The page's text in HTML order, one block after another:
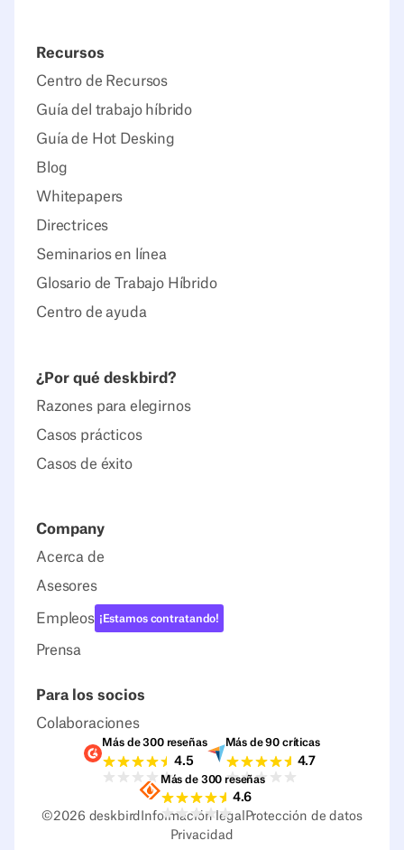
Recursos
Centro de Recursos
Guía del trabajo híbrido
Guía de Hot Desking
Blog
Whitepapers
Directrices
Seminarios en línea
Glosario de Trabajo Híbrido
Centro de ayuda
¿Por qué deskbird?
Razones para elegirnos
Casos prácticos
Casos de éxito
Company
Acerca de
Asesores
Empleos ¡Estamos contratando!
Prensa
Para los socios
Colaboraciones
Valoraciones G2
Más de 300 reseñas
4.5
Valoraciones
Más de 90 críticas
4.7
Valoraciones Sourceforge
Más de 300 reseñas
4.6
©2026 deskbird Información legal Protección de datos
Privacidad